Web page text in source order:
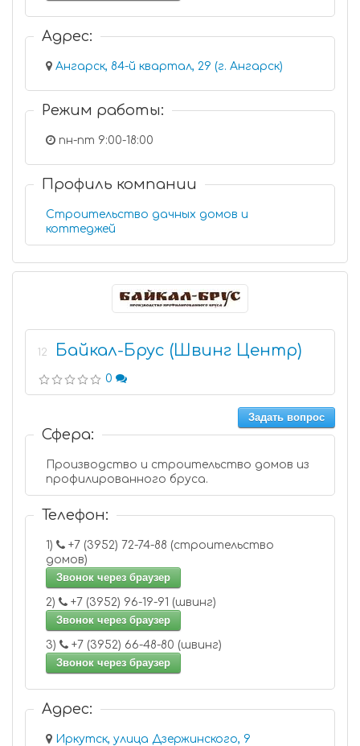
Адрес:
Ангарск, 84-й квартал, 29 (г. Ангарск)
Режим работы:
пн-пт 9:00-18:00
Профиль компании
Строительство дачных домов и
коттеджей
12 Байкал-Брус (Швинг Центр)
0
Задать вопрос
Сфера:
Производство и строительство домов из
профилированного бруса.
Телефон:
1)
домов)
Звонок через браузер
2)
+7 (3952) 96-19-91 (швинг)
Звонок через браузер
3)
+7 (3952) 66-48-80 (швинг)
Звонок через браузер
Адрес:
Иркутск, улица Дзержинского, 9